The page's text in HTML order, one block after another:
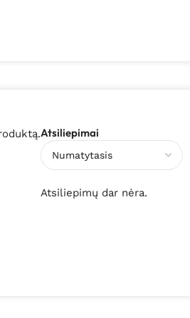
Atsiliepimai
Atsiliepimų dar nėra.